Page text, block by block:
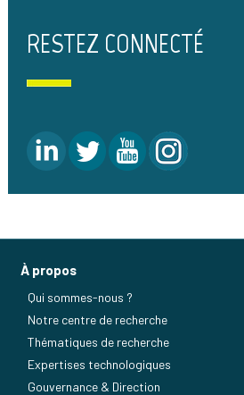
RESTEZ CONNECTÉ
À propos
Qui sommes-nous ?
Notre centre de recherche
Thématiques de recherche
Expertises technologiques
Gouvernance & Direction